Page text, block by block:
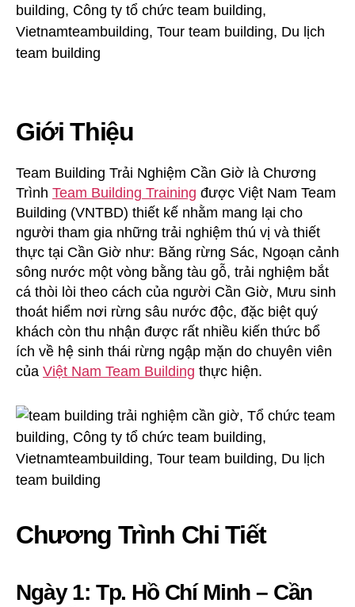
Giới Thiệu
Team Building Trải Nghiệm Cần Giờ là Chương
Trình Team Building Training được Việt Nam Team
Building (VNTBD) thiết kế nhằm mang lại cho
người tham gia những trải nghiệm thú vị và thiết
thực tại Cần Giờ như: Băng rừng Sác, Ngoạn cảnh
sông nước một vòng bằng tàu gỗ, trải nghiệm bắt
cá thòi lòi theo cách của người Cần Giờ, Mưu sinh
thoát hiểm nơi rừng sâu nước độc, đặc biệt quý
khách còn thu nhận được rất nhiều kiến thức bổ
ích về hệ sinh thái rừng ngập mặn do chuyên viên
của Việt Nam Team Building thực hiện.
Chương Trình Chi Tiết
Ngày 1: Tp. Hồ Chí Minh – Cần